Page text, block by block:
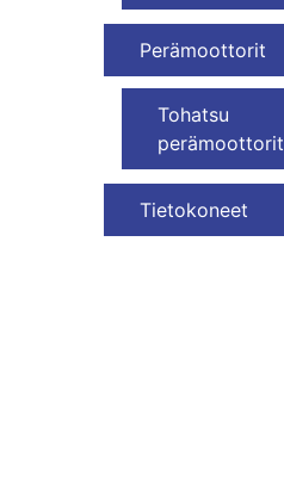
Perämoottorit
Tohatsu
perämoottorit
Tietokoneet